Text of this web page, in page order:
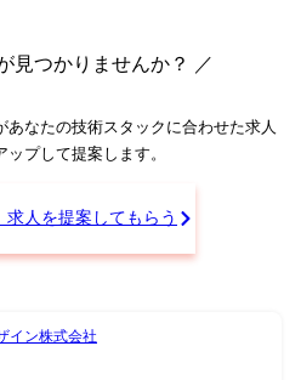
が高く見込めるソリューションを用
難易度も併せて提示することで意思決
様業務を担う我々だからこそ、課題
ます。 ※SOKKO+ とは? 業務効率化
ービス。 短時間のヒアリングで業務
デジタルツールを選定するため、ス
は出向先の定める職種)
見つかりませんか？ ／
あなたの技術スタックに合わせた求人
プして提案します。
人を提案してもらう
イン株式会社